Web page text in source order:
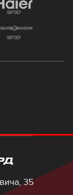
партнёр
партнёр
35